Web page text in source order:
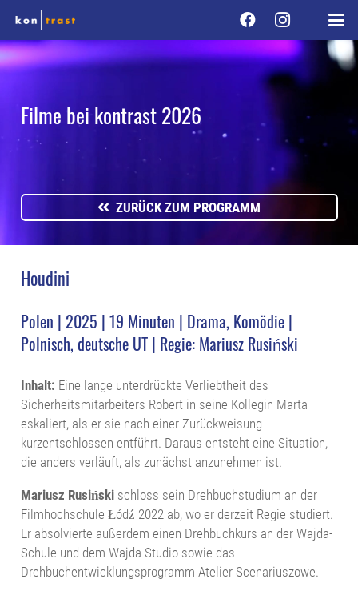
Filme bei kontrast 2026
ZURÜCK ZUM PROGRAMM
Houdini
Polen | 2025 | 19 Minuten | Drama, Komödie |
Polnisch, deutsche UT | Regie: Mariusz Rusiński
Inhalt: Eine lange unterdrückte Verliebtheit des
Sicherheitsmitarbeiters Robert in seine Kollegin Marta
eskaliert, als er sie nach einer Zurückweisung
kurzentschlossen entführt. Daraus entsteht eine Situation,
die anders verläuft, als zunächst anzunehmen ist.
Mariusz Rusińskischloss sein Drehbuchstudium an der
Filmhochschule Łódź 2022 ab, wo er derzeit Regie studiert.
Er absolvierte außerdem einen Drehbuchkurs an der Wajda-
Schule und dem Wajda-Studio sowie das
Drehbuchentwicklungsprogramm Atelier Scenariuszowe.